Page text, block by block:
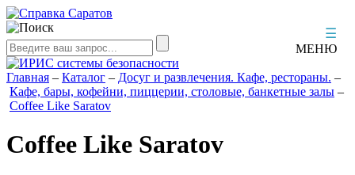
☰
МЕНЮ
Главная – Каталог – Досуг и развлечения. Кафе, рестораны. –
Кафе, бары, кофейни, пиццерии, столовые, банкетные залы –
Coffee Like Saratov
Coffee Like Saratov